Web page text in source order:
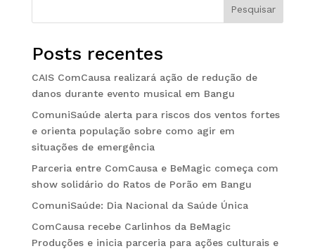
Pesquisar
Posts recentes
CAIS ComCausa realizará ação de redução de
danos durante evento musical em Bangu
ComuniSaúde alerta para riscos dos ventos fortes
e orienta população sobre como agir em
situações de emergência
Parceria entre ComCausa e BeMagic começa com
show solidário do Ratos de Porão em Bangu
ComuniSaúde: Dia Nacional da Saúde Única
ComCausa recebe Carlinhos da BeMagic
Produções e inicia parceria para ações culturais e